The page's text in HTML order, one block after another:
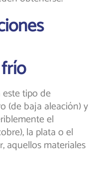
tipo de
(de baja aleación) y
el
la plata o el
aquellos materiales